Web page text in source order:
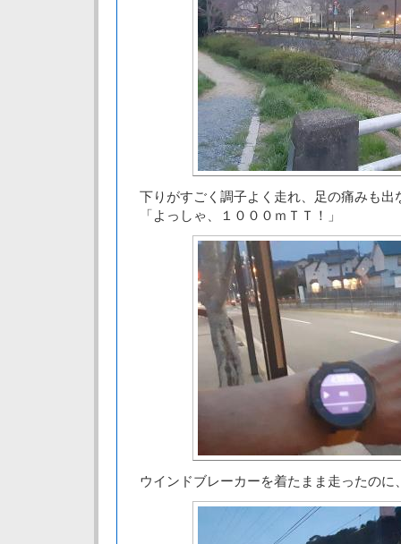
下りがすごく調子よく走れ、足の痛みも出
「よっしゃ、１０００ｍＴＴ！」
ウインドブレーカーを着たまま走ったのに